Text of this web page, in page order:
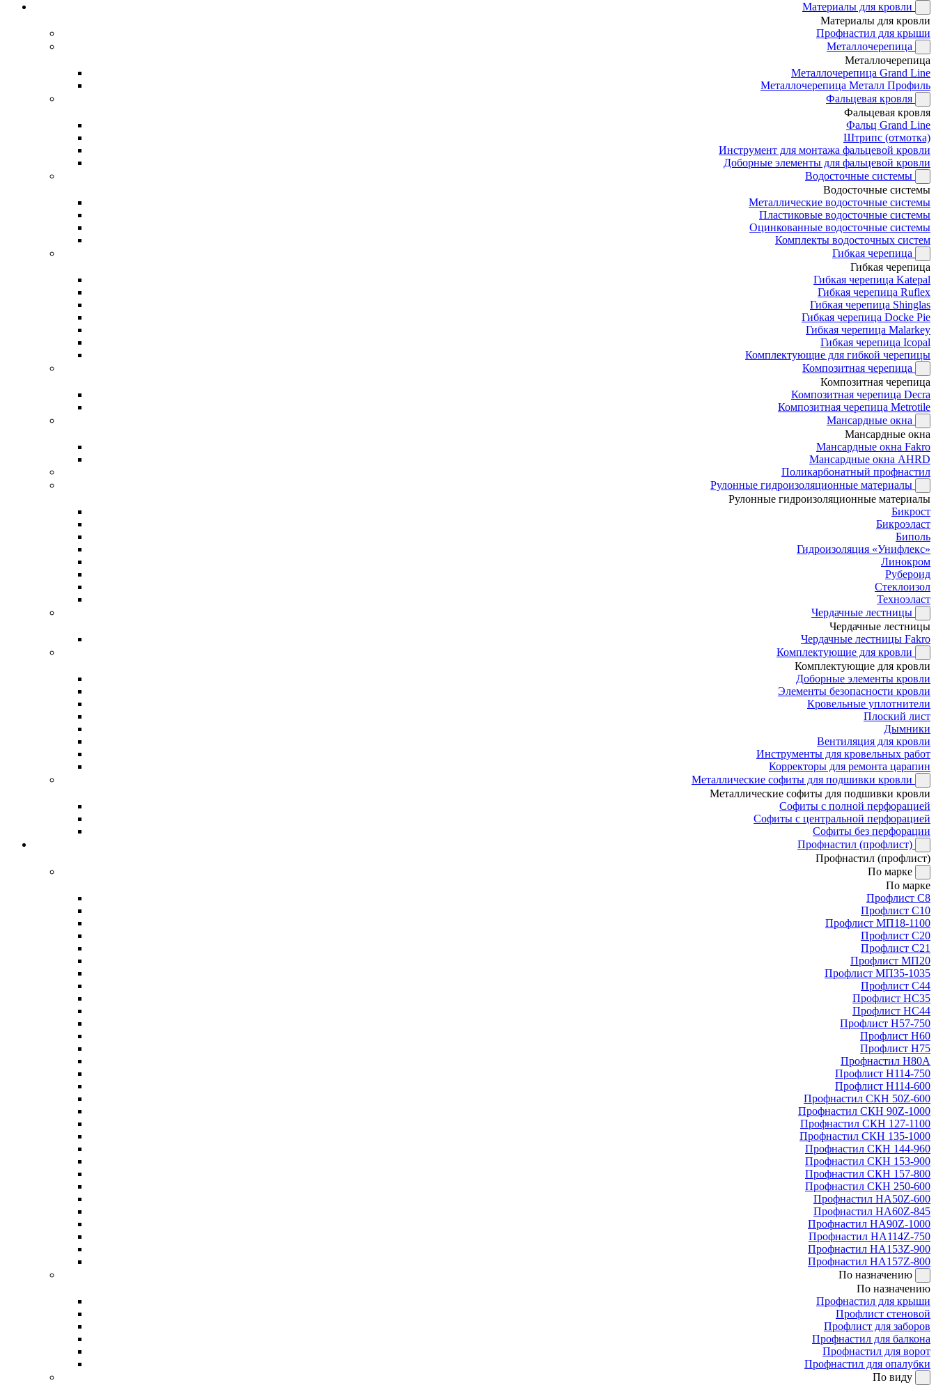
Материалы для кровли
Материалы для кровли
Профнастил для крыши
Металлочерепица
Металлочерепица
Металлочерепица Grand Line
Металлочерепица Металл Профиль
Фальцевая кровля
Фальцевая кровля
Фальц Grand Line
Штрипс (отмотка)
Инструмент для монтажа фальцевой кровли
Доборные элементы для фальцевой кровли
Водосточные системы
Водосточные системы
Металлические водосточные системы
Пластиковые водосточные системы
Оцинкованные водосточные системы
Комплекты водосточных систем
Гибкая черепица
Гибкая черепица
Гибкая черепица Katepal
Гибкая черепица Ruflex
Гибкая черепица Shinglas
Гибкая черепица Docke Pie
Гибкая черепица Malarkey
Гибкая черепица Icopal
Комплектующие для гибкой черепицы
Композитная черепица
Композитная черепица
Композитная черепица Decra
Композитная черепица Metrotile
Мансардные окна
Мансардные окна
Мансардные окна Fakro
Мансардные окна AHRD
Поликарбонатный профнастил
Рулонные гидроизоляционные материалы
Рулонные гидроизоляционные материалы
Бикрост
Бикроэласт
Биполь
Гидроизоляция «Унифлекс»
Линокром
Рубероид
Стеклоизол
Техноэласт
Чердачные лестницы
Чердачные лестницы
Чердачные лестницы Fakro
Комплектующие для кровли
Комплектующие для кровли
Доборные элементы кровли
Элементы безопасности кровли
Кровельные уплотнители
Плоский лист
Дымники
Вентиляция для кровли
Инструменты для кровельных работ
Корректоры для ремонта царапин
Металлические софиты для подшивки кровли
Металлические софиты для подшивки кровли
Софиты с полной перфорацией
Софиты с центральной перфорацией
Софиты без перфорации
Профнастил (профлист)
Профнастил (профлист)
По марке
По марке
Профлист С8
Профлист С10
Профлист МП18-1100
Профлист С20
Профлист С21
Профлист МП20
Профлист МП35-1035
Профлист С44
Профлист НС35
Профлист НС44
Профлист Н57-750
Профлист Н60
Профлист Н75
Профнастил Н80А
Профлист Н114-750
Профлист Н114-600
Профнастил СКН 50Z-600
Профнастил СКН 90Z-1000
Профнастил СКН 127-1100
Профнастил СКН 135-1000
Профнастил СКН 144-960
Профнастил СКН 153-900
Профнастил СКН 157-800
Профнастил СКН 250-600
Профнастил НА50Z-600
Профнастил НА60Z-845
Профнастил НА90Z-1000
Профнастил НА114Z-750
Профнастил НА153Z-900
Профнастил НА157Z-800
По назначению
По назначению
Профнастил для крыши
Профлист стеновой
Профлист для заборов
Профнастил для балкона
Профнастил для ворот
Профнастил для опалубки
По виду